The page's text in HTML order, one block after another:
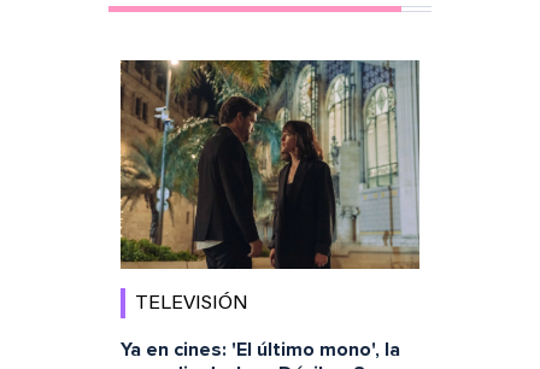
TELEVISIÓN
Ya en cines: 'El último mono', la